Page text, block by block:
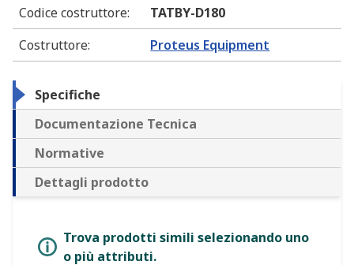
Codice costruttore:
TATBY-D180
Costruttore: Proteus Equipment
Specifiche
Documentazione Tecnica
Normative
Dettagli prodotto
Trova prodotti simili selezionando uno
o più attributi.